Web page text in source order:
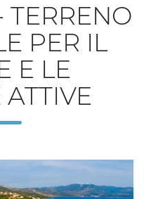
TERRENO
PER IL
E LE